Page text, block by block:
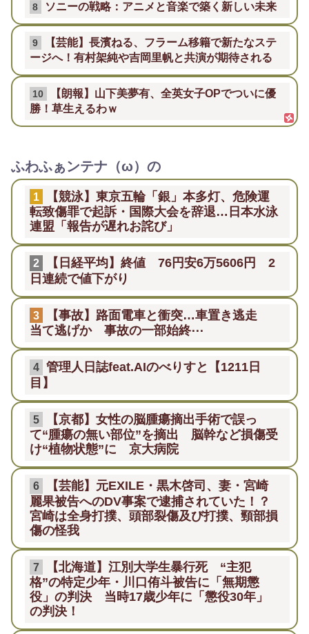
8 ソニーの戦略：アニメと音楽で築く新しい未来
9
【芸能】長濱ねる、フラーム移籍で新たなステ
ージへ！有村架純や吉岡里帆と共演が期待される
10
【朗報】山下美夢有、全英女子OPでついに優
勝！草生えるわｗ
ふわふぁンテナ（ω）の
1
【競泳】東京五輪「銀」本多灯、危険運
転致傷罪で起訴・国際大会を辞退…日本水泳
連盟「報告が遅れお詫び」
2
【日経平均】終値 76円安6万5606円 2
日連続で値下がり
3
【事故】路面電車と衝突…車置き逃走
当て逃げか 事故の一部始終⋯
4 管理人日誌feat.AIのべりすと【1211日
目】
5
【京都】女性の脳腫瘍摘出手術で誤っ
て“腫瘍の無い部位”を摘出 脳幹など損傷受
け“植物状態”に 京大病院
6
【芸能】元EXILE・黒木啓司、妻・宮崎
麗果被告へのDV事案で逮捕されていた！？
宮崎は全身打撲、頭部裂傷及び打撲、頸部損
傷の怪我
7
【北海道】江別大学生暴行死 “主犯
格”の特定少年・川口侑斗被告に「無期懲
役」の判決 当時17歳少年に「懲役30年」
の判決！